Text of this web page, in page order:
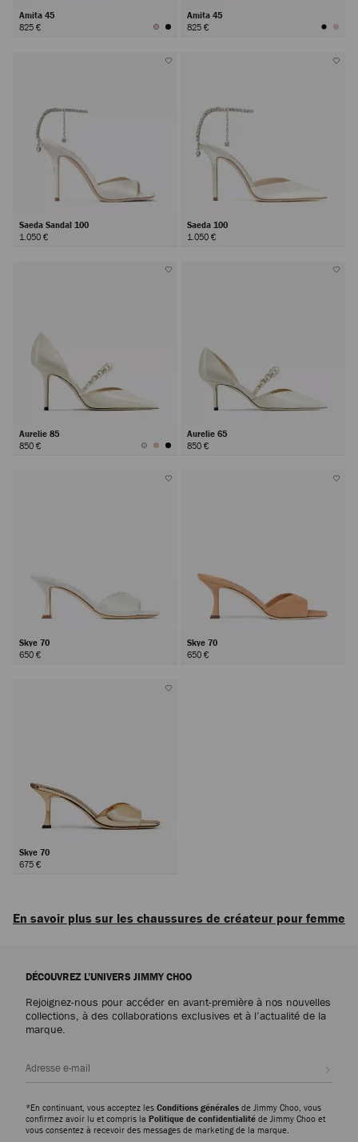
Amita 45
825 €
Amita 45
825 €
Saeda Sandal 100
1.050 €
Saeda 100
1.050 €
Aurelie 85
850 €
Aurelie 65
850 €
Skye 70
650 €
Skye 70
650 €
Skye 70
675 €
En savoir plus sur les chaussures de créateur pour femme
occasions, découvrez des chaussures de luxe pour femme qui incarnent la
sophistication, la polyvalence et le savoir-faire artistique de la maison
Jimmy Choo.
découvrez des silhouettes modernes alliant élégance intemporelle et
Pantoufles
La famille de pantoufles Eliot célèbre des formes sculpturales et des détails
DÉCOUVREZ L’UNIVERS JIMMY CHOO
Rejoignez-nous pour accéder en avant-première à nos nouvelles
collections, à des collaborations exclusives et à l’actualité de la
marque.
*En continuant, vous acceptez les Conditions générales de Jimmy Choo, vous
confirmez avoir lu et compris la Politique de confidentialité de Jimmy Choo et
vous consentez à recevoir des messages de marketing de la marque.